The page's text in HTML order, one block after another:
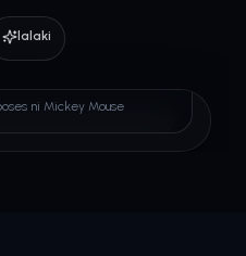
lalaki
ni Mickey Mouse